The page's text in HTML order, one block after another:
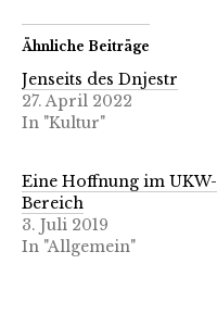
Ähnliche Beiträge
Jenseits des Dnjestr
27. April 2022
In "Kultur"
Eine Hoffnung im UKW-
Bereich
3. Juli 2019
In "Allgemein"